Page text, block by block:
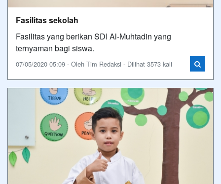
Fasilitas sekolah
Fasilitas yang berikan SDI Al-Muhtadin yang
ternyaman bagi siswa.
07/05/2020 05:09 - Oleh Tim Redaksi - Dilihat 3573 kali